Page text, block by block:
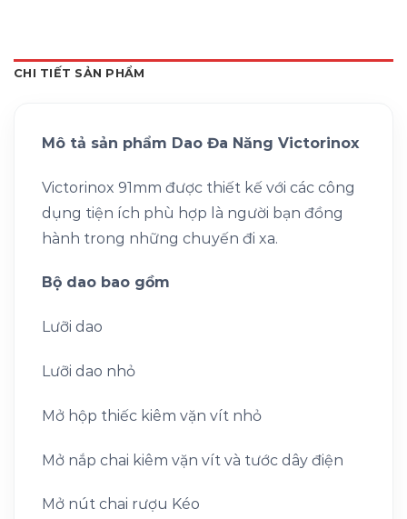
CHI TIẾT SẢN PHẨM
Mô tả sản phẩm Dao Đa Năng Victorinox
Victorinox 91mm được thiết kế với các công
dụng tiện ích phù hợp là người bạn đồng
hành trong những chuyến đi xa.
Bộ dao bao gồm
Lưỡi dao
Lưỡi dao nhỏ
Mở hộp thiếc kiêm vặn vít nhỏ
Mở nắp chai kiêm vặn vít và tước dây điện
Mở nút chai rượu Kéo